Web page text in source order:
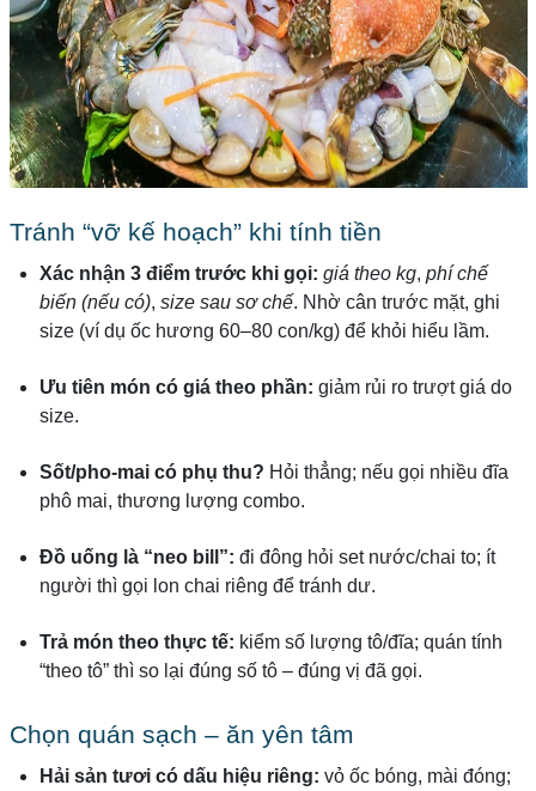
Tránh “vỡ kế hoạch” khi tính tiền
Xác nhận 3 điểm trước khi gọi: giá theo kg, phí chế
biến (nếu có), size sau sơ chế. Nhờ cân trước mặt, ghi
size (ví dụ ốc hương 60–80 con/kg) để khỏi hiểu lầm.
Ưu tiên món có giá theo phần: giảm rủi ro trượt giá do
size.
Sốt/pho-mai có phụ thu? Hỏi thẳng; nếu gọi nhiều đĩa
phô mai, thương lượng combo.
Đồ uống là “neo bill”: đi đông hỏi set nước/chai to; ít
người thì gọi lon chai riêng để tránh dư.
Trả món theo thực tế: kiểm số lượng tô/đĩa; quán tính
“theo tô” thì so lại đúng số tô – đúng vị đã gọi.
Chọn quán sạch – ăn yên tâm
Hải sản tươi có dấu hiệu riêng: vỏ ốc bóng, mài đóng;